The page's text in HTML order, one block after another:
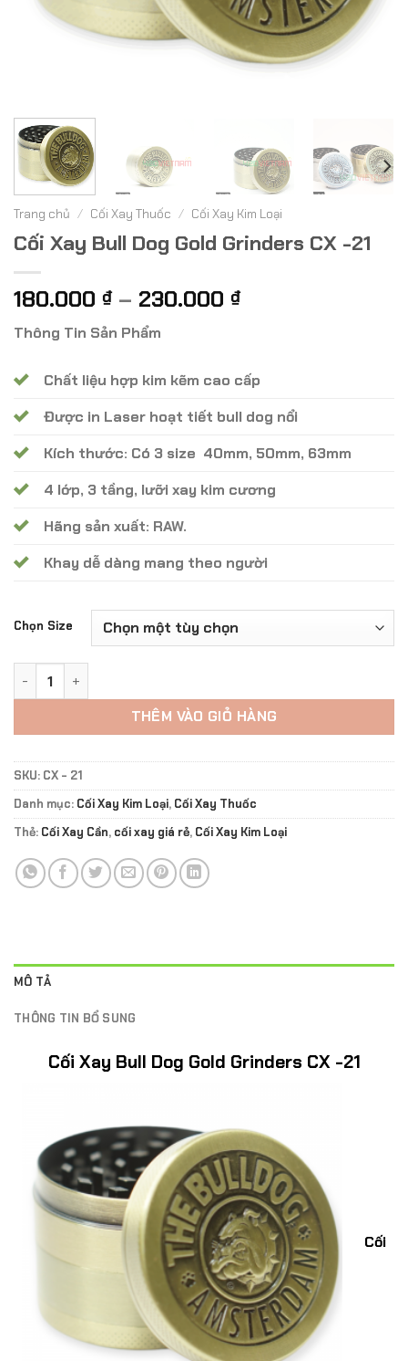
Trang chủ / Cối Xay Thuốc / Cối Xay Kim Loại
Cối Xay Bull Dog Gold Grinders CX -21
180.000 ₫ – 230.000 ₫Khoảng
đến
230.000 ₫
Thông Tin Sản Phẩm
Chất liệu hợp kim kẽm cao cấp
Được in Laser hoạt tiết bull dog nổi
Kích thước: Có 3 size 40mm, 50mm, 63mm
4 lớp, 3 tầng, lưỡi xay kim cương
Hãng sản xuất: RAW.
Khay dễ dàng mang theo người
Chọn Size
THÊM VÀO GIỎ HÀNG
SKU: CX - 21
Danh mục: Cối Xay Kim Loại, Cối Xay Thuốc
Thẻ: Cối Xay Cần, cối xay giá rẻ, Cối Xay Kim Loại
MÔ TẢ
THÔNG TIN BỔ SUNG
Cối Xay Bull Dog Gold Grinders CX -21
Cối